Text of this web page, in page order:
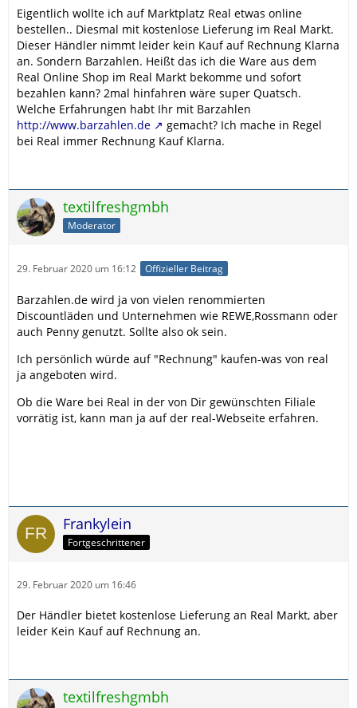
Eigentlich wollte ich auf Marktplatz Real etwas online
bestellen.. Diesmal mit kostenlose Lieferung im Real Markt.
Dieser Händler nimmt leider kein Kauf auf Rechnung Klarna
an. Sondern Barzahlen. Heißt das ich die Ware aus dem
Real Online Shop im Real Markt bekomme und sofort
bezahlen kann? 2mal hinfahren wäre super Quatsch.
Welche Erfahrungen habt Ihr mit Barzahlen
http://www.barzahlen.de
gemacht? Ich mache in Regel
bei Real immer Rechnung Kauf Klarna.
textilfreshgmbh
Moderator
29. Februar 2020 um 16:12 Offizieller Beitrag
Barzahlen.de wird ja von vielen renommierten
Discountläden und Unternehmen wie REWE,Rossmann oder
auch Penny genutzt. Sollte also ok sein.
Ich persönlich würde auf "Rechnung" kaufen-was von real
ja angeboten wird.
Ob die Ware bei Real in der von Dir gewünschten Filiale
vorrätig ist, kann man ja auf der real-Webseite erfahren.
Frankylein
Fortgeschrittener
29. Februar 2020 um 16:46
Der Händler bietet kostenlose Lieferung an Real Markt, aber
leider Kein Kauf auf Rechnung an.
textilfreshgmbh